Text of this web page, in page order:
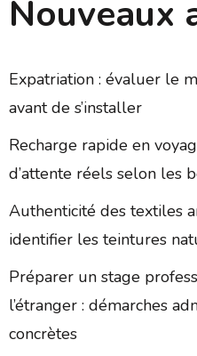
Nouveaux
Expatriation : évaluer le
avant de s’installer
Recharge rapide en
d’attente réels selon les
Authenticité des textiles
identifier les teintures
Préparer un stage
l’étranger : démarches
concrètes